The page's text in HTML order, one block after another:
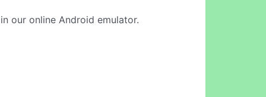
our online Android emulator.